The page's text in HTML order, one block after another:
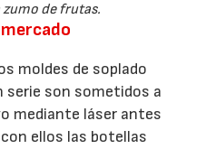
de frutas.
moldes de soplado
serie son sometidos a
mediante láser antes
ellos las botellas